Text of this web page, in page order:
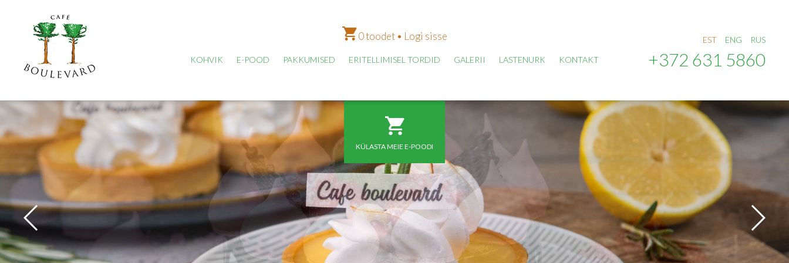
0 toodet• Logi sisse
KOHVIK E-POOD PAKKUMISED ERITELLIMISEL TORDID GALERII LASTENURK KONTAKT
EST ENG RUS
+372 631 5860
KÜLASTA MEIE E-POODI